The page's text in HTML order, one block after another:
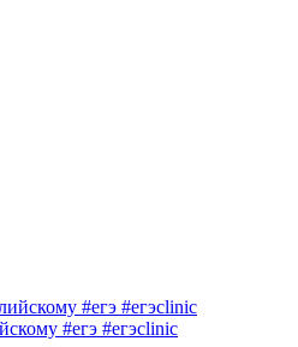
#егэ #егэclinic